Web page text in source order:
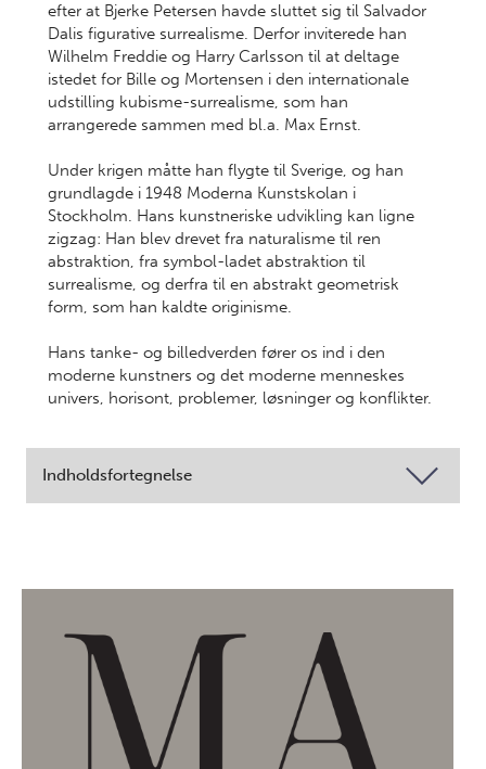
efter at Bjerke Petersen havde sluttet sig til Salvador
Dalis figurative surrealisme. Derfor inviterede han
Wilhelm Freddie og Harry Carlsson til at deltage
istedet for Bille og Mortensen i den internationale
udstilling kubisme-surrealisme, som han
arrangerede sammen med bl.a. Max Ernst.
Under krigen måtte han flygte til Sverige, og han
grundlagde i 1948 Moderna Kunstskolan i
Stockholm. Hans kunstneriske udvikling kan ligne
zigzag: Han blev drevet fra naturalisme til ren
abstraktion, fra symbol-ladet abstraktion til
surrealisme, og derfra til en abstrakt geometrisk
form, som han kaldte originisme.
Hans tanke- og billedverden fører os ind i den
moderne kunstners og det moderne menneskes
univers, horisont, problemer, løsninger og konflikter.
Indholdsfortegnelse